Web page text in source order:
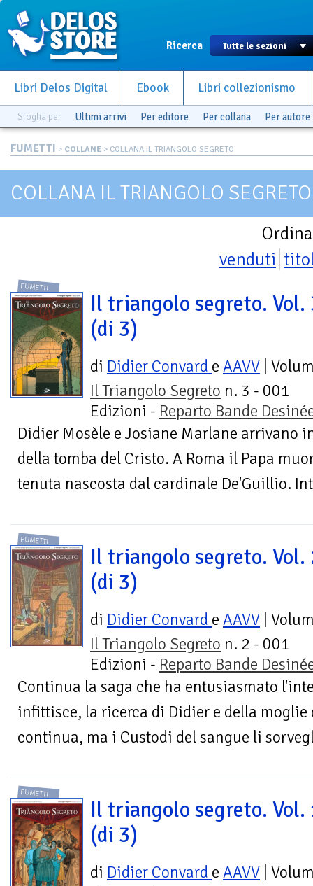
Ricerca
Libri Delos Digital Ebook Libri collezionismo
Sfoglia per Ultimi arrivi Per editore Per collana Per autore
FUMETTI > COLLANE > COLLANA IL TRIANGOLO SEGRETO
COLLANA IL TRIANGOLO SEGRETO
venduti
FUMETTI
Il triangolo segreto. Vol.
(di 3)
di Didier Convard e AAVV |
Il Triangolo Segreto n. 3 - 001
Edizioni - Reparto Bande
Didier Mosèle e Josiane Marlane arrivano
della tomba del Cristo. A Roma il Papa
tenuta nascosta dal cardinale De'Guillio.
FUMETTI
Il triangolo segreto. Vol.
(di 3)
di Didier Convard e AAVV |
Il Triangolo Segreto n. 2 - 001
Edizioni - Reparto Bande
Continua la saga che ha entusiasmato
infittisce, la ricerca di Didier e della
continua, ma i Custodi del sangue li
FUMETTI
Il triangolo segreto. Vol.
(di 3)
di Didier Convard e AAVV |